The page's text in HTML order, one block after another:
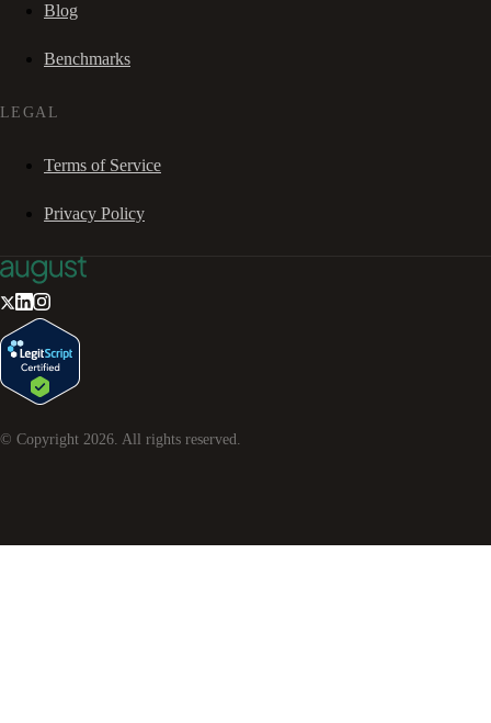
Blog
Benchmarks
LEGAL
Terms of Service
Privacy Policy
© Copyright 2026 . All rights reserved.